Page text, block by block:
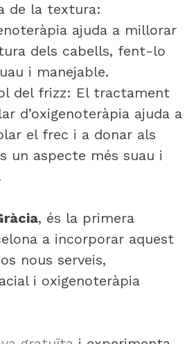
de la textura:
ajuda a millorar
dels cabells, fent-lo
i manejable.
del frizz: El tractament
d’oxigenoteràpia ajuda a
el frec i a donar als
un aspecte més suau i
, és la primera
a incorporar aquest
nous serveis,
i oxigenoteràpia